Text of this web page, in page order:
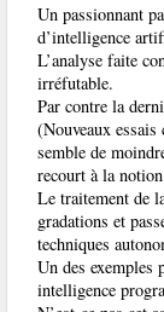
Un passionnant
d’intelligence
L’analyse faite
irréfutable.
Par contre la
(Nouveaux essais
semble de
recourt à la
Le traitement de
gradations et
techniques
Un des exemples
intelligence